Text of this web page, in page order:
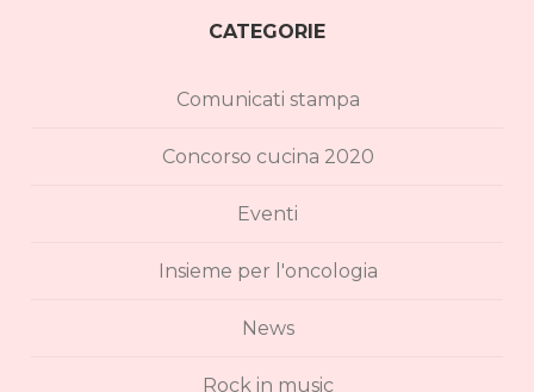
CATEGORIE
Comunicati stampa
Concorso cucina 2020
Eventi
Insieme per l'oncologia
News
Rock in music